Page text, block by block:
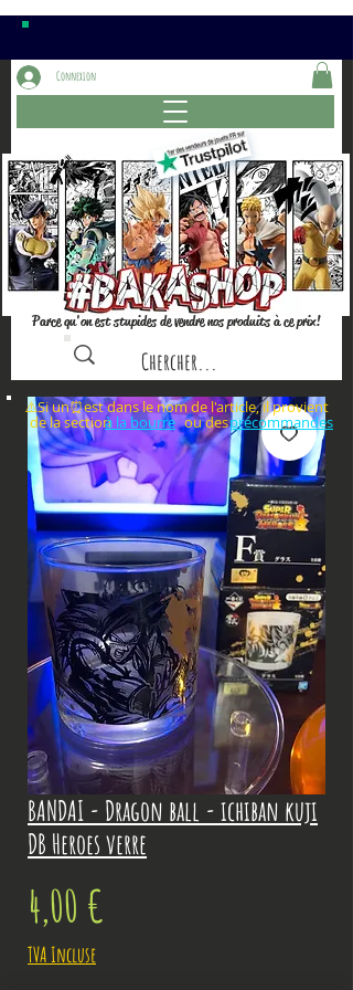
Parce qu'on est stupides de vendre nos produits à ce prix!
Connexion
BANDAI - Dragon ball - ichiban kuji
DB Heroes verre
4,00 €
TVA Incluse
⚠️Si un⏰est dans le nom de l'article, il provient
de la section ou des
à la bourre précommandes